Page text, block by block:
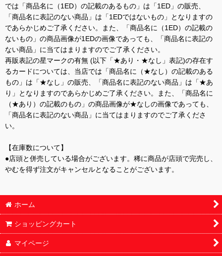
では「商品名に（1ED）の記載のあるもの」は「1ED」の販売、
「商品名に表記のない商品」は「1EDではないもの」となりますの
であらかじめご了承ください。また、「商品名に（1ED）の記載の
ないもの」の商品画像が1EDの画像であっても、「商品名に表記の
ない商品」に当てはまりますのでご了承ください。
再販表記の星マークの有無 (以下「★あり・★なし」表記)の存在す
るカードについては、当店では「商品名に（★なし）の記載のある
もの」は「★なし」の販売、「商品名に表記のない商品」は「★あ
り」となりますのであらかじめご了承ください。また、「商品名に
（★あり）の記載のもの」の商品画像が★なしの画像であっても、
「商品名に表記のない商品」に当てはまりますのでご了承くださ
い。
【在庫数について】
●店頭と併売している場合がございます。稀に商品が店頭で完売し、
やむを得ず注文がキャンセルとなることがございます。
ホーム
ショッピングカート
マイページ